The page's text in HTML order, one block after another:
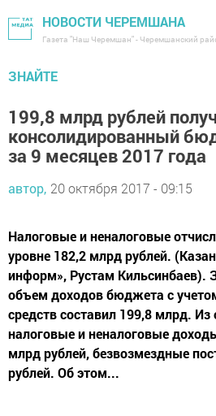
НОВОСТИ ЧЕРЕМШАНА
Газета "Наш Черемшан" - Черемшанский
ЗНАЙТЕ
199,8 млрд рублей
консолидированный
за 9 месяцев 2017 года
автор, 20 октября 2017 - 09:15
Налоговые и неналоговые
уровне 182,2 млрд рублей.
информ», Рустам Кильсинбаев).
объем доходов бюджета с
средств составил 199,8 млрд.
налоговые и неналоговые
млрд рублей, безвозмездные
рублей. Об этом...